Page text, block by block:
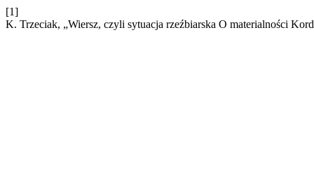
[1]
K. Trzeciak, „Wiersz, czyli sytuacja rzeźbiarska O materialności